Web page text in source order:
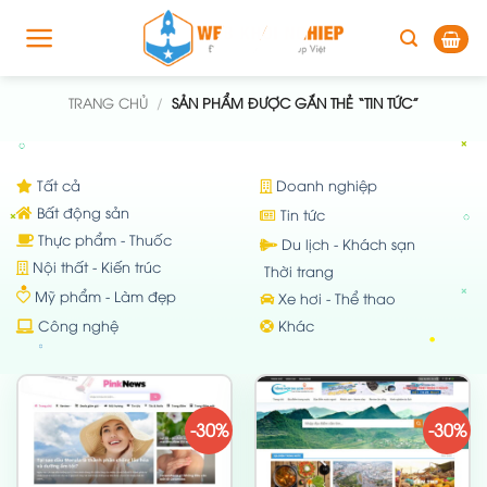
TRANG CHỦ / SẢN PHẨM ĐƯỢC GẮN THẺ “TIN TỨC”
Tất cả
Bất động sản
Thực phẩm - Thuốc
Nội thất - Kiến trúc
Mỹ phẩm - Làm đẹp
Công nghệ
Doanh nghiệp
Tin tức
Du lịch - Khách sạn
Thời trang
Xe hơi - Thể thao
Khác
-30% -30%